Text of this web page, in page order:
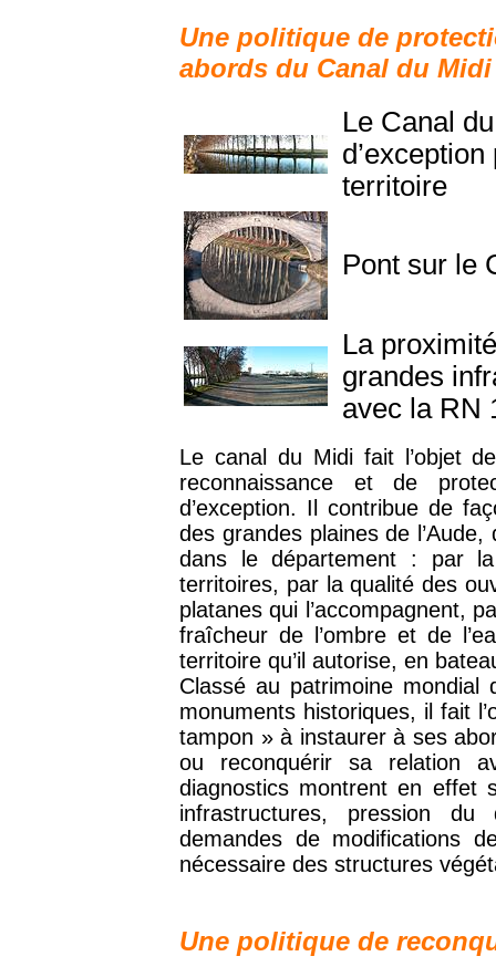
Une politique de
abords du Canal du Midi
Le Canal
territoire
Pont sur le
La
grandes
avec la RN
Le canal du Midi fait l’objet
reconnaissance et de
d’exception. Il contribue de
des grandes plaines de l’Aude,
dans le département : par
territoires, par la qualité des
platanes qui l’accompagnent,
fraîcheur de l’ombre et de
territoire qu’il autorise, en
Classé au patrimoine mondial
monuments historiques, il fait
tampon » à instaurer à ses
ou reconquérir sa relation
diagnostics montrent en effet
infrastructures, pression du
demandes de modifications
nécessaire des structures
Une politique de